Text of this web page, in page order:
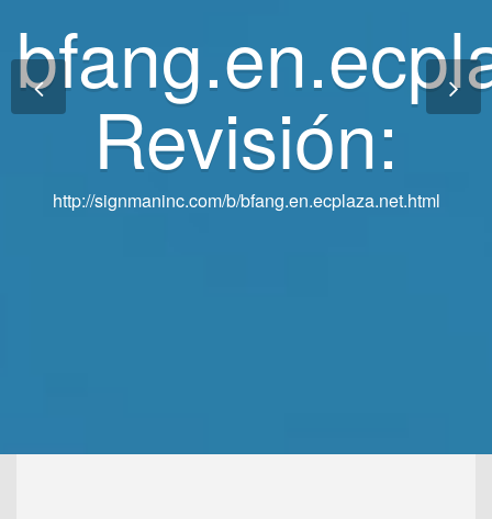
Revisión:
http://signmaninc.com/b/bfang.en.ecplaza.net.html
Revisión:
http://signmaninc.com/b/bfang.en.ecplaza.net.html